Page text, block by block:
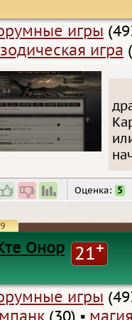
игры
игра
Оценка: 5
Онор 21+
игры